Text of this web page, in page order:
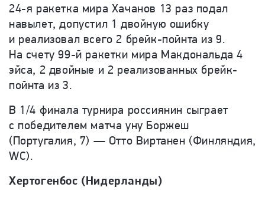
24-я ракетка мира Хачанов 13 раз подал
навылет, допустил 1 двойную ошибку
и реализовал всего 2 брейк-пойнта из 9.
На счету 99-й ракетки мира Макдональда 4
эйса, 2 двойные и 2 реализованных брейк-
пойнта из 3.
В 1/4 финала турнира россиянин сыграет
с победителем матча уну Боржеш
(Португалия, 7) — Отто Виртанен (Финляндия,
WC).
Хертогенбос (Нидерланды)